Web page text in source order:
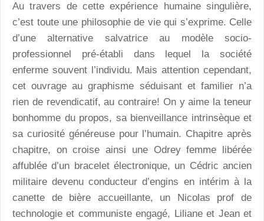
Au travers de cette expérience humaine singulière,
c’est toute une philosophie de vie qui s’exprime. Celle
d’une alternative salvatrice au modèle socio-
professionnel pré-établi dans lequel la société
enferme souvent l’individu. Mais attention cependant,
cet ouvrage au graphisme séduisant et familier n’a
rien de revendicatif, au contraire! On y aime la teneur
bonhomme du propos, sa bienveillance intrinsèque et
sa curiosité généreuse pour l’humain. Chapitre après
chapitre, on croise ainsi une Odrey femme libérée
affublée d’un bracelet électronique, un Cédric ancien
militaire devenu conducteur d’engins en intérim à la
canette de bière accueillante, un Nicolas prof de
technologie et communiste engagé, Liliane et Jean et